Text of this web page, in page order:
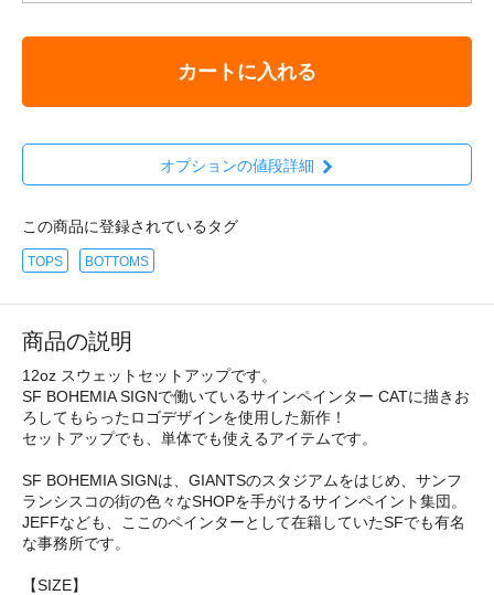
カートに入れる
オプションの値段詳細
この商品に登録されているタグ
TOPS BOTTOMS
商品の説明
12oz スウェットセットアップです。
SF BOHEMIA SIGNで働いているサインペインター CATに描きお
ろしてもらったロゴデザインを使用した新作！
セットアップでも、単体でも使えるアイテムです。
SF BOHEMIA SIGNは、GIANTSのスタジアムをはじめ、サンフ
ランシスコの街の色々なSHOPを手がけるサインペイント集団。
JEFFなども、ここのペインターとして在籍していたSFでも有名
な事務所です。
【SIZE】